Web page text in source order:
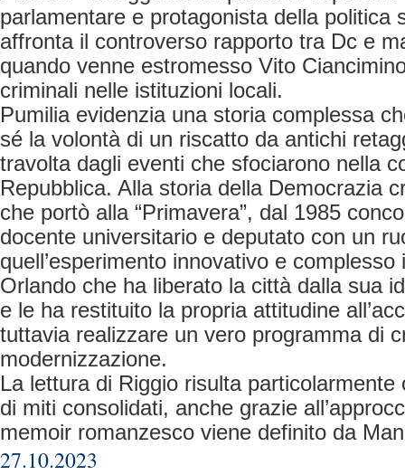
parlamentare e protagonista della politica
affronta il controverso rapporto tra Dc e
quando venne estromesso Vito
criminali nelle istituzioni locali.
Pumilia evidenzia una storia complessa
sé la volontà di un riscatto da antichi
travolta dagli eventi che sfociarono nella
Repubblica. Alla storia della Democrazia
che portò alla “Primavera”, dal 1985
docente universitario e deputato con un
quell’esperimento innovativo e
Orlando che ha liberato la città dalla sua
e le ha restituito la propria attitudine
tuttavia realizzare un vero programma di
modernizzazione.
La lettura di Riggio risulta particolarmente
di miti consolidati, anche grazie
memoir romanzesco viene definito da
27.10.2023